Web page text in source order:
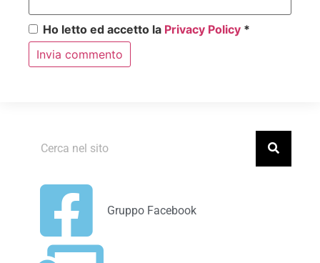
Ho letto ed accetto la Privacy Policy *
Gruppo Facebook